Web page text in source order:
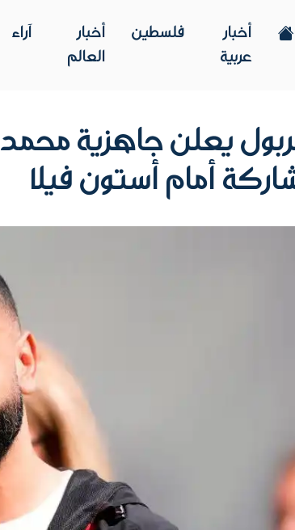
أخبار
عربية
فلسطين
أخبار
العالم
آراء
يعلن جاهزية محمد
أمام أستون فيلا